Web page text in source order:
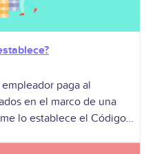
paga al
en el marco de una
lo establece el Código